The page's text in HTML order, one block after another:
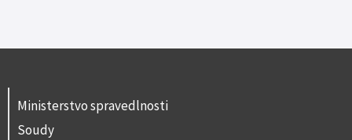
Ministerstvo spravedlnosti
Soudy